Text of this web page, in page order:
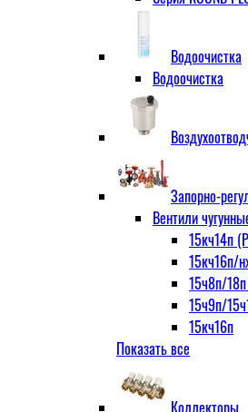
Водоочистка
Водоочистка
Запорно-
Вентили
15кч14п
15кч16п/
15ч8п/
15ч9п/
15кч16п
Показать все
Коллекторы